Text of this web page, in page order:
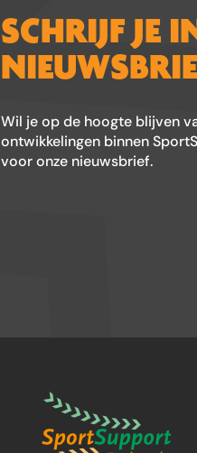
SCHRIJF JE
Wil je op de hoogte blijven
ontwikkelingen binnen
voor onze nieuwsbrief.